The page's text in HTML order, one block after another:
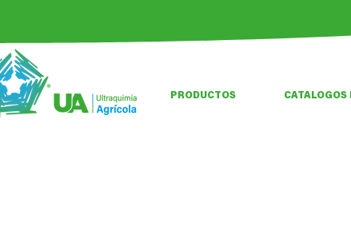
PRODUCTOS CATALOGOS